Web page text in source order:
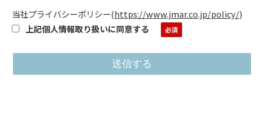
当社プライバシーポリシー(https://www.jmar.co.jp/policy/)
上記個人情報取り扱いに同意する